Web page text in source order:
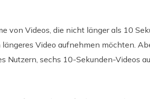
von Videos, die nicht länger als 10
Video aufnehmen möchten.
Nutzern, sechs 10-Sekunden-Videos